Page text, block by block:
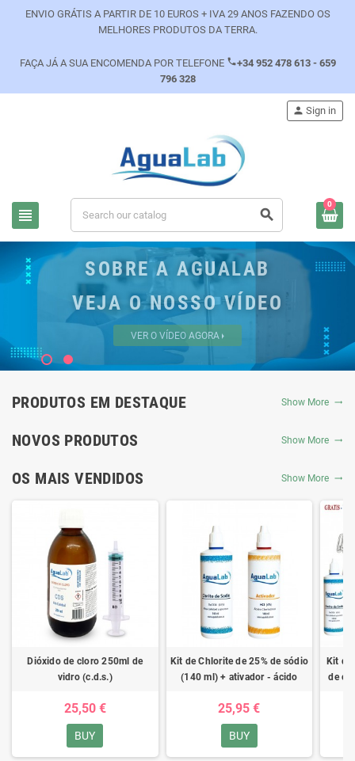
ENVIO GRÁTIS A PARTIR DE 10 EUROS + IVA 29 ANOS FAZENDO OS
MELHORES PRODUTOS DA TERRA.
FAÇA JÁ A SUA ENCOMENDA POR TELEFONE phone+34 952 478 613 - 659
796 328
view_headline search
person Sign in
0
PRODUTOS EM DESTAQUE Show More
NOVOS PRODUTOS Show More
OS MAIS VENDIDOS Show More
Dióxido de cloro 250ml de
vidro (c.d.s.)
25,50 €
BUY
Kit de Chlorite de 25% de sódio
(140 ml) + ativador - ácido
25,95 €
BUY
Kit de
de